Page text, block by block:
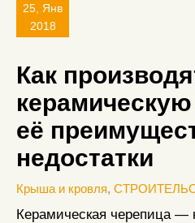
25, Янв
2018
Как
её
недостатки
Крыша и кровля,
Керамическая черепица —